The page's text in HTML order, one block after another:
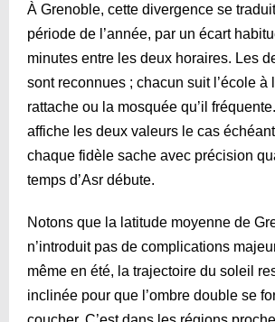
À Grenoble, cette divergence se
période de l’année, par un écart
minutes entre les deux horaires. Les
sont reconnues ; chacun suit l’école à
rattache ou la mosquée qu’il
affiche les deux valeurs le cas
chaque fidèle sache avec précision
temps d’Asr débute.
Notons que la latitude moyenne de
n’introduit pas de complications
même en été, la trajectoire du soleil
inclinée pour que l’ombre double se